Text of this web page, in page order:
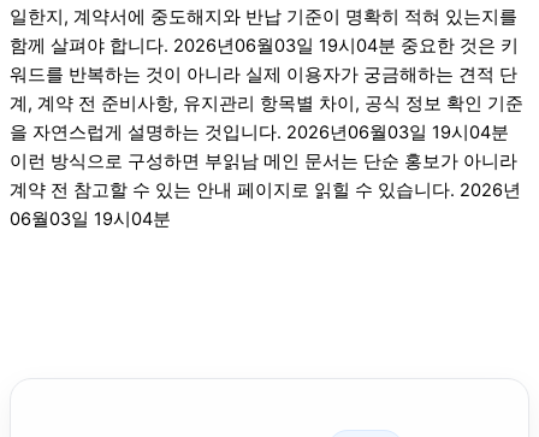
일한지, 계약서에 중도해지와 반납 기준이 명확히 적혀 있는지를
함께 살펴야 합니다. 2026년06월03일 19시04분 중요한 것은 키
워드를 반복하는 것이 아니라 실제 이용자가 궁금해하는 견적 단
계, 계약 전 준비사항, 유지관리 항목별 차이, 공식 정보 확인 기준
을 자연스럽게 설명하는 것입니다. 2026년06월03일 19시04분
이런 방식으로 구성하면 부읽남 메인 문서는 단순 홍보가 아니라
계약 전 참고할 수 있는 안내 페이지로 읽힐 수 있습니다. 2026년
06월03일 19시04분